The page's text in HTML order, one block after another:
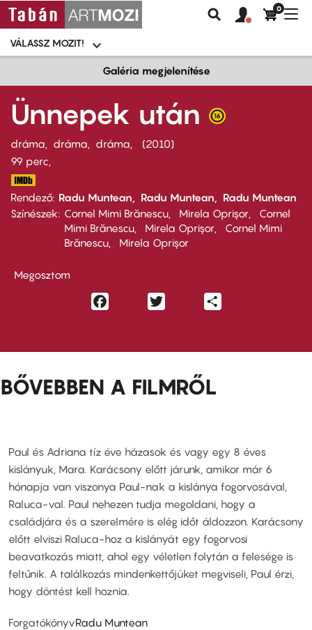
Moziválasztó
menü
VÁLASSZ MOZIT!
Keresés
Felhasználói
fiók
0
Galéria megjelenítése
Ünnepek után
dráma dráma dráma
2010
99 perc,
Rendező Radu Muntean Radu Muntean
Radu Muntean
Színészek
Cornel Mimi Brănescu Mirela Oprişor
Cornel
Mimi Brănescu
Mirela Oprişor
Cornel Mimi
Brănescu
Mirela Oprişor
Megosztom
Facebook
BŐVEBBEN A FILMRŐL
Paul és Adriana tíz éve házasok és vagy egy 8 éves
kislányuk, Mara. Karácsony előtt járunk, amikor már 6
hónapja van viszonya Paul-nak a kislánya fogorvosával,
Raluca-val. Paul nehezen tudja megoldani, hogy a
családjára és a szerelmére is elég időt áldozzon. Karácsony
előtt elviszi Raluca-hoz a kislányát egy fogorvosi
beavatkozás miatt, ahol egy véletlen folytán a felesége is
feltűnik. A találkozás mindenkettőjüket megviseli, Paul érzi,
hogy döntést kell hoznia.
ForgatókönyvRadu Muntean